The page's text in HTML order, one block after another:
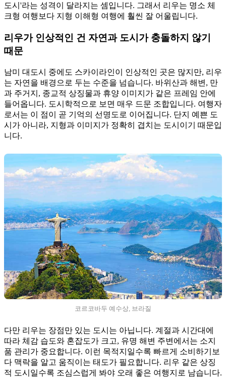
도시'라는 성격이 달라지는 셈입니다. 그래서 리우는 명소 체
크형 여행보다 지형 이해형 여행에 훨씬 잘 어울립니다.
리우가 인상적인 건 자연과 도시가 충돌하지 않기
때문
남미 대도시 중에도 스카이라인이 인상적인 곳은 많지만, 리우
는 자연을 배경으로 두는 수준을 넘습니다. 바위산과 해변, 만
과 주거지, 종교적 상징물과 휴양 이미지가 같은 프레임 안에
들어옵니다. 도시학적으로 보면 매우 드문 조합입니다. 여행자
로서는 이 점이 곧 기억의 선명도로 이어집니다. 단지 예쁜 도
시가 아니라, 지형과 이미지가 정확히 겹치는 도시이기 때문입
니다.
코르코바두 예수상, 브라질
다만 리우는 장점만 있는 도시는 아닙니다. 계절과 시간대에
따라 체감 습도와 혼잡도가 크고, 유명 해변 주변에서는 소지
품 관리가 중요합니다. 이런 목적지일수록 빠르게 소비하기보
다 맥락을 알고 움직이는 태도가 필요합니다. 리우 같은 상징
적 도시일수록 조심스럽게 봐야 오래 좋은 여행지로 남습니다.